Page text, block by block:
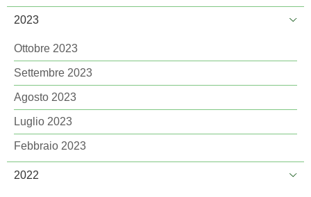
2023
Ottobre 2023
Settembre 2023
Agosto 2023
Luglio 2023
Febbraio 2023
2022